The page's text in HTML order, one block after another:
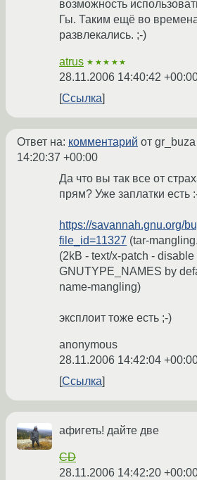
возможность
Гы. Таким ещё во
развлекались. ;-)
atrus ★★★★★
28.11.2006 14:40:42
Ссылка
Ответ на: комментарий от gr_buza
14:20:37 +00:00
Да что вы так все от
прям? Уже заплатки есть
https://savannah.gnu.org/
file_id=11327 (tar-
(2kB - text/x-patch - disable
GNUTYPE_NAMES by
name-mangling)
эксплоит тоже есть ;-)
anonymous
28.11.2006 14:42:04
Ссылка
афигеть! дайте две
CD
28.11.2006 14:42:20